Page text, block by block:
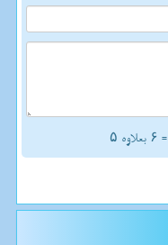
= ۶ بعلاوه ۵